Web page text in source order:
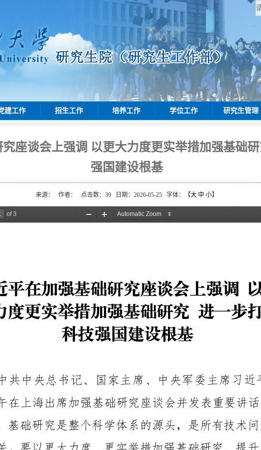
建工作 招生工作 培养工作 学位工作 研究生管理
座谈会上强调 以更大力度更实举措加强基础
强国建设根基
来源： 作者： 点击数： 39 日期：2026-05-25 字体：【大 中 小】